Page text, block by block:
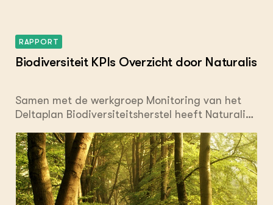
RAPPORT
Biodiversiteit KPIs Overzicht door Naturalis
Samen met de werkgroep Monitoring van het
Deltaplan Biodiversiteitsherstel heeft Naturalis
voor biodiversiteit die voorgesteld worden of in
gebruik zijn binnen verschillende sectoren. We
hebben een overzicht gemaakt waarin we
verschillende aspecten van bestaande KPI’s
hebben geïnventariseerd. Het KPI overzicht